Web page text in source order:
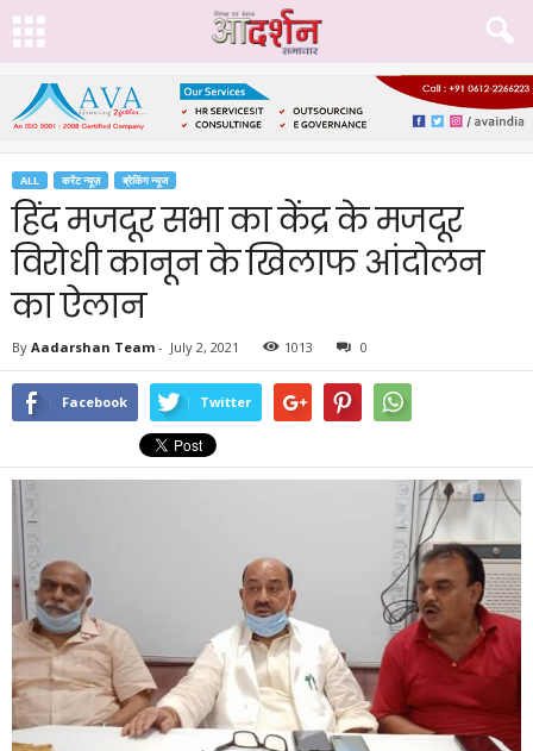
ALL करेंट न्यूज़ ब्रेकिंग न्यूज
हिंद मजदूर सभा का केंद्र के मजदूर
विरोधी कानून के खिलाफ आंदोलन
का ऐलान
By Aadarshan Team - July 2, 2021 1013 0
Facebook Twitter